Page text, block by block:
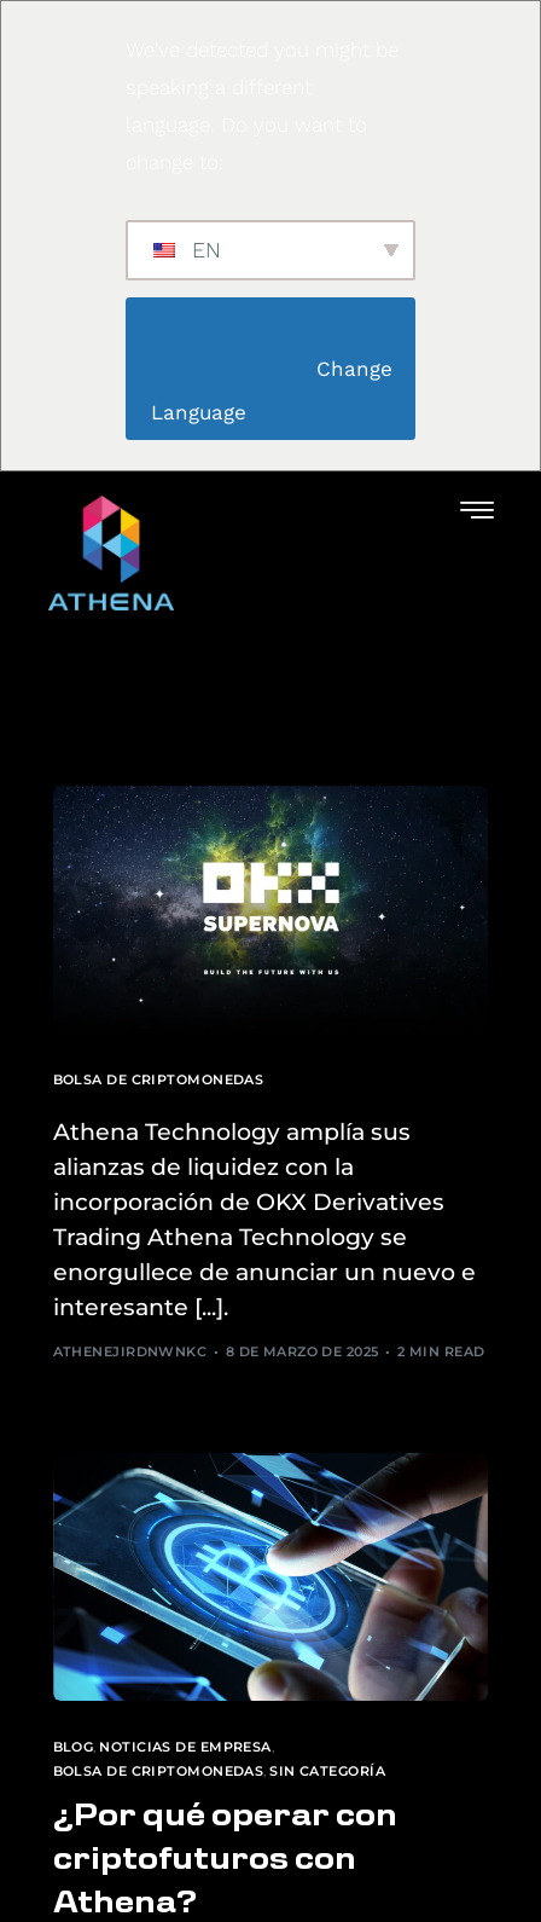
EN
Language
BOLSA DE CRIPTOMONEDAS
Athena Technology amplía sus
alianzas de liquidez con la
incorporación de OKX Derivatives
Trading Athena Technology se
enorgullece de anunciar un nuevo e
interesante [...].
ATHENEJIRDNWNKC 8 DE MARZO DE 2025 2 MIN READ
BLOG, NOTICIAS DE EMPRESA,
BOLSA DE CRIPTOMONEDAS,SIN CATEGORÍA
¿Por qué operar con
criptofuturos con
Athena?